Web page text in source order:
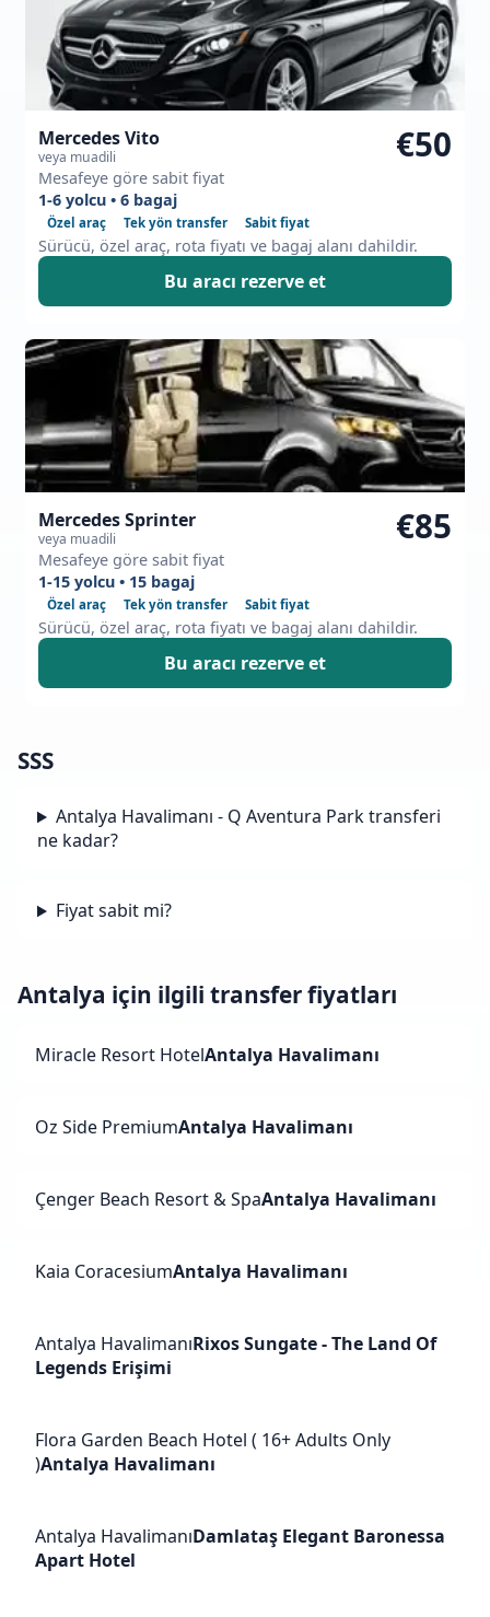
Mercedes Vito
veya muadili
Mesafeye göre sabit fiyat
€50
1-6 yolcu • 6 bagaj
Özel araç Tek yön transfer Sabit fiyat
Sürücü, özel araç, rota fiyatı ve bagaj alanı dahildir.
Bu aracı rezerve et
Mercedes Sprinter
veya muadili
Mesafeye göre sabit fiyat
€85
1-15 yolcu • 15 bagaj
Özel araç Tek yön transfer Sabit fiyat
Sürücü, özel araç, rota fiyatı ve bagaj alanı dahildir.
Bu aracı rezerve et
SSS
Antalya Havalimanı - Q Aventura Park transferi
ne kadar?
Fiyat sabit mi?
Antalya için ilgili transfer fiyatları
Miracle Resort HotelAntalya Havalimanı
Oz Side PremiumAntalya Havalimanı
Çenger Beach Resort & SpaAntalya Havalimanı
Kaia CoracesiumAntalya Havalimanı
Antalya HavalimanıRixos Sungate - The Land Of
Legends Erişimi
Flora Garden Beach Hotel ( 16+ Adults Only
)Antalya Havalimanı
Antalya HavalimanıDamlataş Elegant Baronessa
Apart Hotel